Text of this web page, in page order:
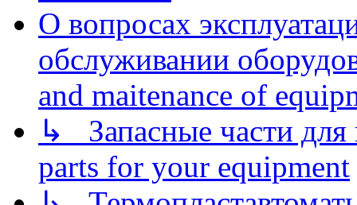
О вопросах
обслуживании
and maitenance of
↳ Запасные части для
parts for your equipment